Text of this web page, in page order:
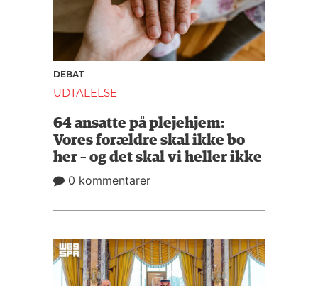
DEBAT
UDTALELSE
64 ansatte på plejehjem:
Vores forældre skal ikke bo
her – og det skal vi heller ikke
0 kommentarer